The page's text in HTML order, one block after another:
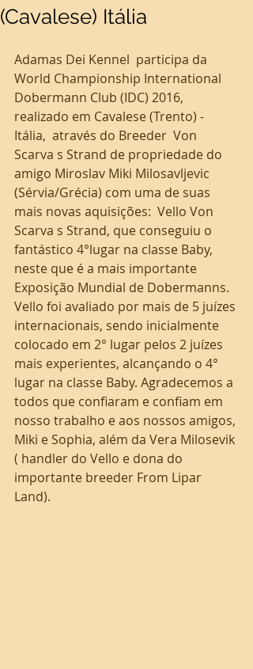
(Cavalese) Itália
Adamas Dei Kennel  participa da
World Championship International
Dobermann Club (IDC) 2016,
realizado em Cavalese (Trento) -
Itália,  através do Breeder  Von
Scarva s Strand de propriedade do
amigo Miroslav Miki Milosavljevic
(Sérvia/Grécia) com uma de suas
mais novas aquisições:  Vello Von
Scarva s Strand, que conseguiu o
fantástico 4°lugar na classe Baby,
neste que é a mais importante
Exposição Mundial de Dobermanns.
Vello foi avaliado por mais de 5 juízes
internacionais, sendo inicialmente
colocado em 2° lugar pelos 2 juízes
mais experientes, alcançando o 4°
lugar na classe Baby. Agradecemos a
todos que confiaram e confiam em
nosso trabalho e aos nossos amigos,
Miki e Sophia, além da Vera Milosevik
( handler do Vello e dona do
importante breeder From Lipar
Land).